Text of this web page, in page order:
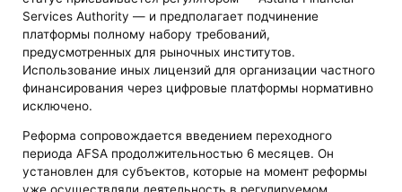
Services Authority — и предполагает подчинение
платформы полному набору требований,
предусмотренных для рыночных институтов.
Использование иных лицензий для организации частного
финансирования через цифровые платформы нормативно
исключено.
Реформа сопровождается введением переходного
периода AFSA продолжительностью 6 месяцев. Он
установлен для субъектов, которые на момент реформы